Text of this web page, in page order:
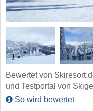
Bewertet von
und Testportal von
So wird bewertet